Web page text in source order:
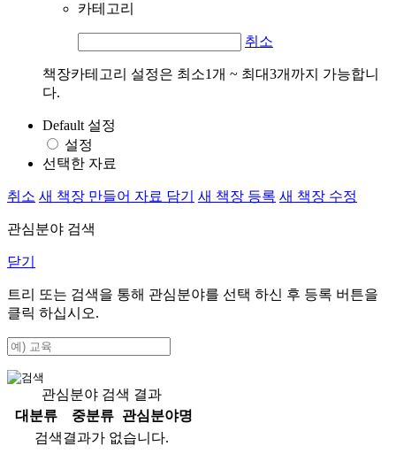
카테고리
취소
책장카테고리 설정은 최소1개 ~ 최대3개까지 가능합니
다.
Default 설정
설정
선택한 자료
취소 새 책장 만들어 자료 담기 새 책장 등록 새 책장 수정
관심분야 검색
닫기
트리 또는 검색을 통해 관심분야를 선택 하신 후 등록 버튼을
클릭 하십시오.
관심분야 검색 결과
대분류
중분류
관심분야명
검색결과가 없습니다.